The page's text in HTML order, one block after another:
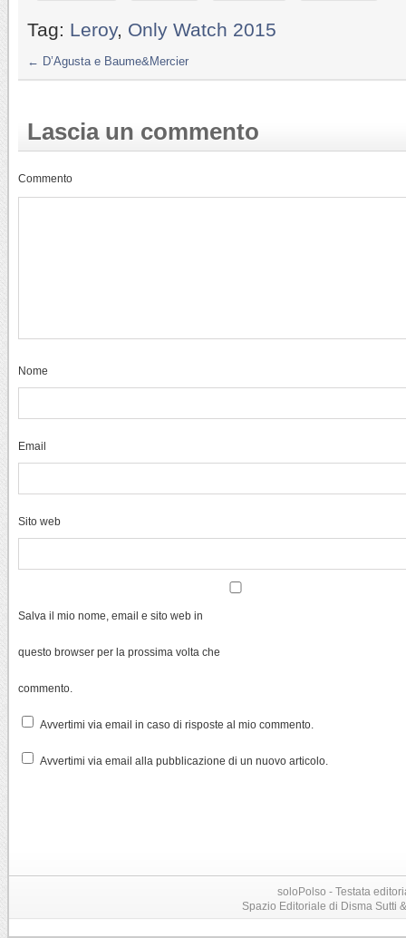
Tag: Leroy, Only Watch 2015
← D’Agusta e Baume&Mercier
Lascia un commento
Commento
Nome
Email
Sito web
Salva il mio nome, email e sito web in
questo browser per la prossima volta che
commento.
Avvertimi via email in caso di risposte al mio commento.
Avvertimi via email alla pubblicazione di un nuovo articolo.
soloPolso - Testata
Spazio Editoriale di Disma Sutti